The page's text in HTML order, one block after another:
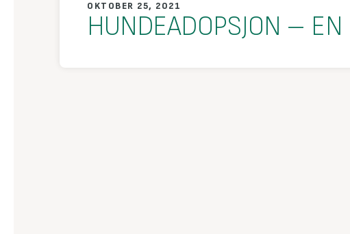
OKTOBER 25, 2021
HUNDEADOPSJON – EN